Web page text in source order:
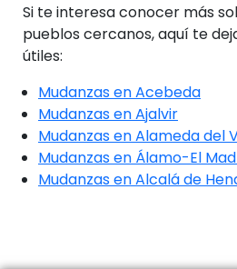
Si te interesa conocer más
pueblos cercanos, aquí te
útiles:
Mudanzas en Acebeda
Mudanzas en Ajalvir
Mudanzas en Alameda del
Mudanzas en Álamo-El
Mudanzas en Alcalá de